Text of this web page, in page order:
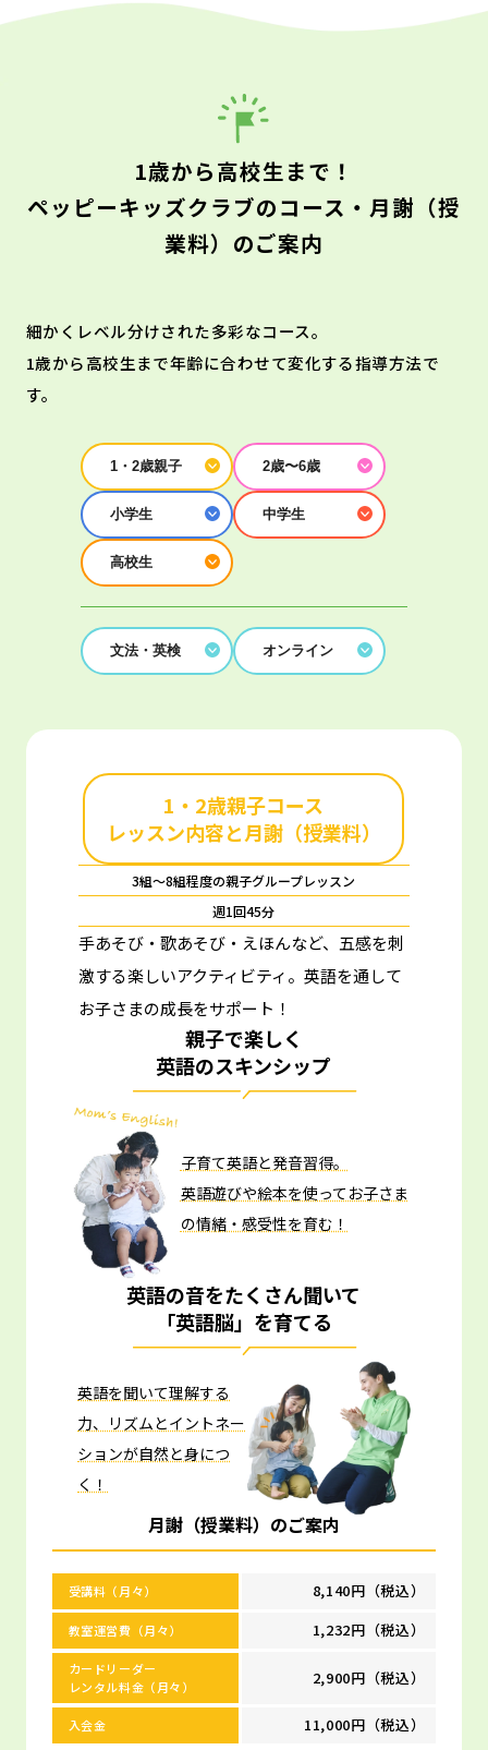
1歳から高校生まで！
ペッピーキッズクラブのコース・月謝（授
業料）のご案内
細かくレベル分けされた多彩なコース。
1歳から高校生まで年齢に合わせて変化する指導方法で
す。
1・2歳親子 2歳〜6歳
小学生 中学生
高校生
文法・英検 オンライン
1・2歳親子コース
レッスン内容と月謝（授業料）
3組～8組程度の親子グループレッスン
週1回45分
手あそび・歌あそび・えほんなど、五感を刺
激する楽しいアクティビティ。 英語を通して
お子さまの成長をサポート！
親子で楽しく
英語のスキンシップ
子育て英語と発音習得。
英語遊びや絵本を使ってお子さま
の情緒・感受性を育む！
英語の音をたくさん聞いて
「英語脳」を育てる
英語を聞いて理解する
力、リズムとイントネー
ションが自然と身につ
く！
月謝（授業料）のご案内
受講料（月々） 8,140円（税込）
教室運営費（月々） 1,232円（税込）
カードリーダー
レンタル料金（月々）
2,900円（税込）
入会金 11,000円（税込）